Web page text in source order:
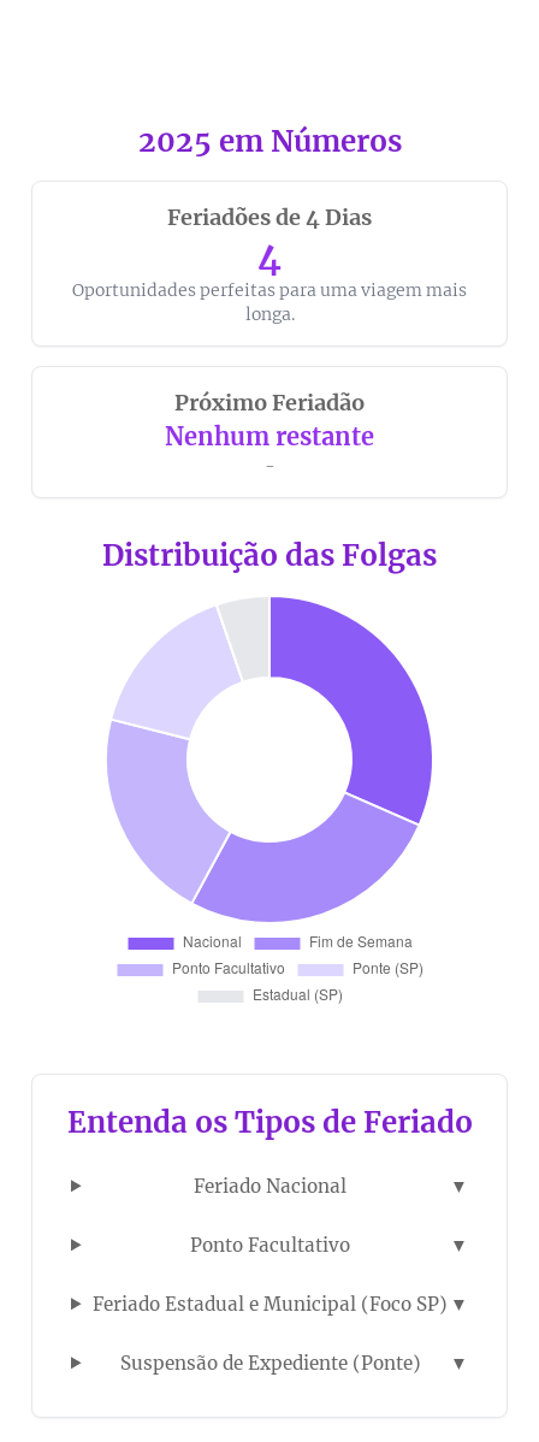
2025 em Números
Feriadões de 4 Dias
4
Oportunidades perfeitas para uma viagem mais
longa.
Próximo Feriadão
Nenhum restante
-
Distribuição das Folgas
Entenda os Tipos de Feriado
Feriado Nacional ▼
Ponto Facultativo ▼
Feriado Estadual e Municipal (Foco SP) ▼
Suspensão de Expediente (Ponte) ▼